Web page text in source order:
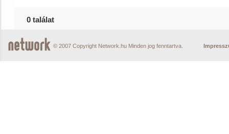
0 találat
© 2007 Copyright Network.hu Minden jog fenntartva.